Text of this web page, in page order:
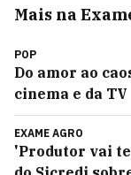
Mais na
POP
Do amor ao
cinema e da TV
EXAME AGRO
'Produtor vai